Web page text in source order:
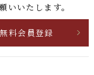
いいたします。
無料会員登録